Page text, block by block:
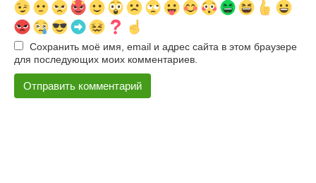
Сохранить моё имя, email и адрес сайта в этом браузере
для последующих моих комментариев.